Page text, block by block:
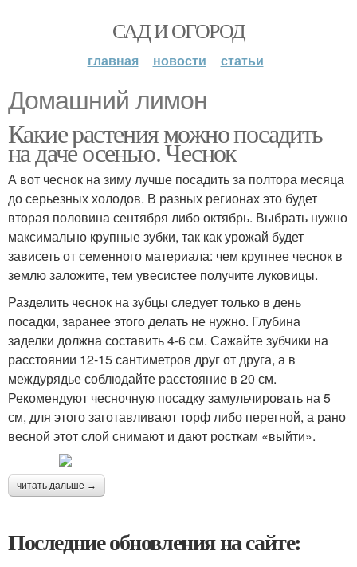
САД И ОГОРОД
главная новости статьи
Домашний лимон
Какие растения можно посадить
на даче осенью. Чеснок
А вот чеснок на зиму лучше посадить за полтора месяца
до серьезных холодов. В разных регионах это будет
вторая половина сентября либо октябрь. Выбрать нужно
максимально крупные зубки, так как урожай будет
зависеть от семенного материала: чем крупнее чеснок в
землю заложите, тем увесистее получите луковицы.
Разделить чеснок на зубцы следует только в день
посадки, заранее этого делать не нужно. Глубина
заделки должна составить 4-6 см. Сажайте зубчики на
расстоянии 12-15 сантиметров друг от друга, а в
междурядье соблюдайте расстояние в 20 см.
Рекомендуют чесночную посадку замульчировать на 5
см, для этого заготавливают торф либо перегной, а рано
весной этот слой снимают и дают росткам «выйти».
читать дальше →
Последние обновления на сайте: